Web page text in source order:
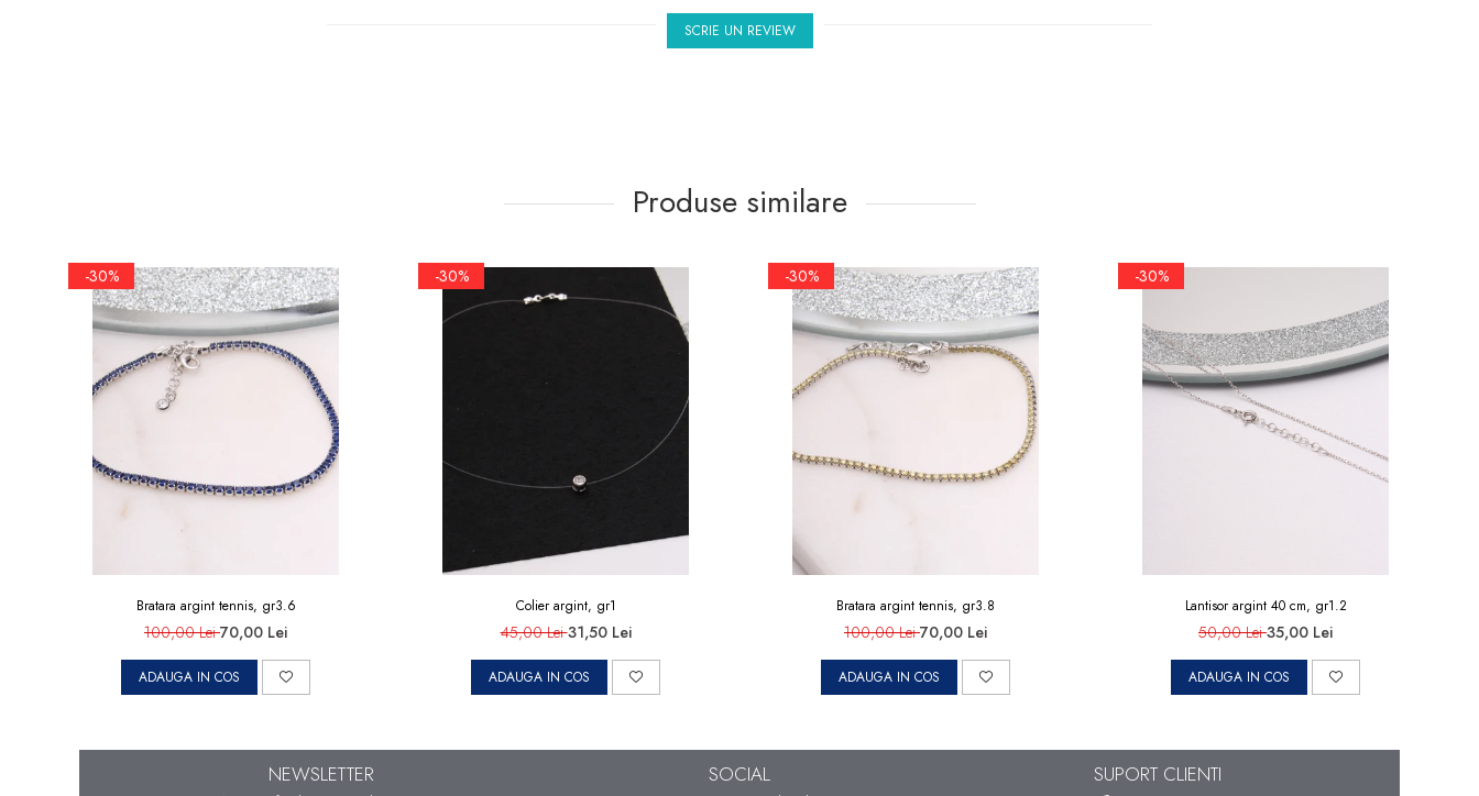
marimea 49
marimea 50
marimea 52
marimea 53
marimea 55
marimea 58
SCRIE UN REVIEW
Produse similare
-30%
Bratara argint tennis, gr3.6
100,00 Lei70,00 Lei
ADAUGA IN COS
-30%
Colier argint, gr1
45,00 Lei31,50 Lei
ADAUGA IN COS
-30%
Bratara argint tennis, gr3.8
100,00 Lei70,00 Lei
ADAUGA IN COS
-30%
Lantisor argint 40 cm, gr1.2
50,00 Lei35,00 Lei
ADAUGA IN COS
NEWSLETTER SOCIAL SUPORT CLIENTI